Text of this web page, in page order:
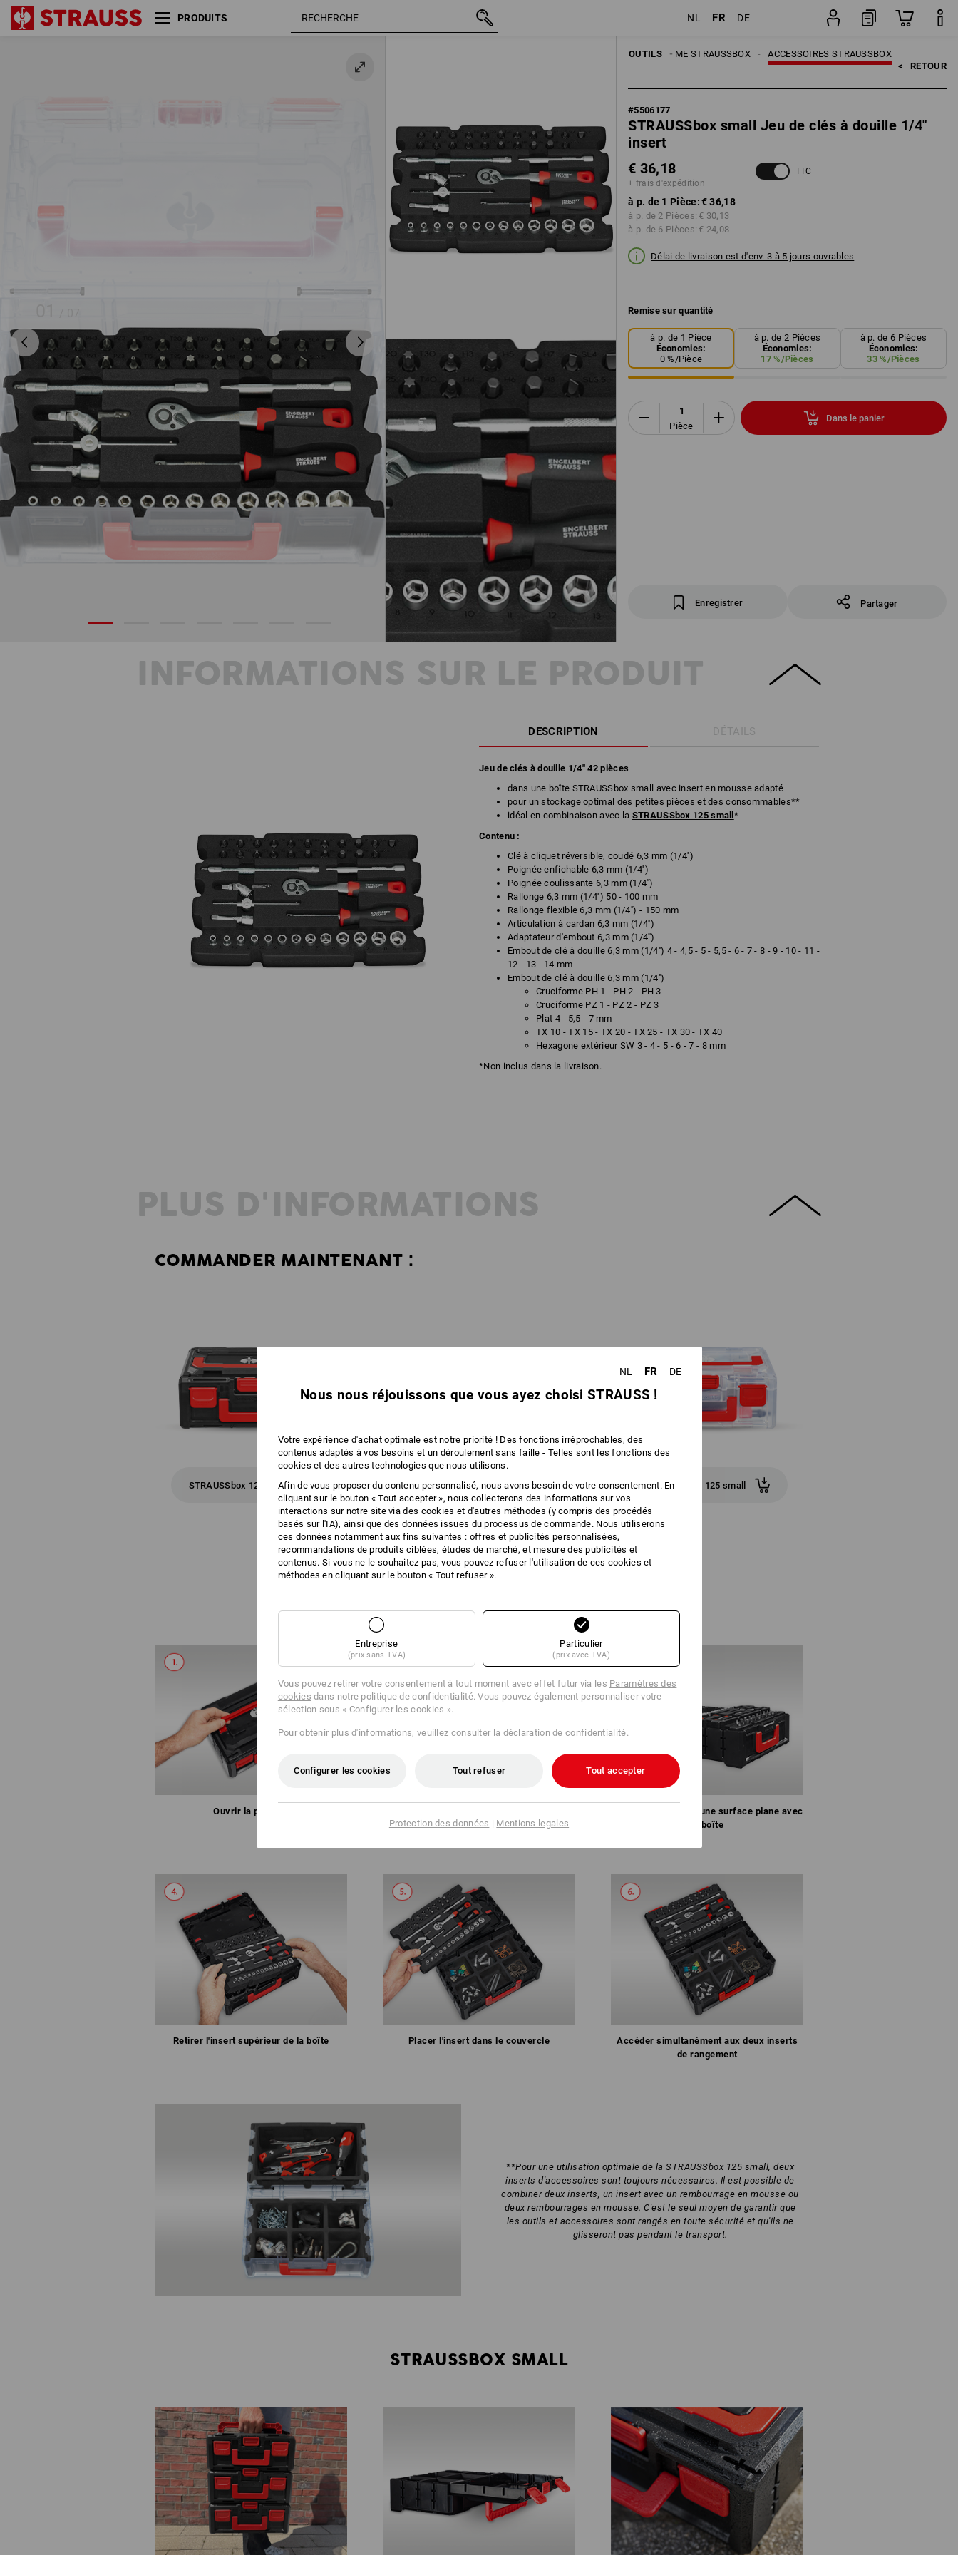
PRODUITS NL FR DE
OUTILS ACCESSOIRES STRAUSSBOX
SYSTÈME STRAUSSBOX
OUTILS À MAIN
< RETOUR
#5506177
STRAUSSbox small Jeu de clés à douille 1/4"
insert
€ 36,18
+ frais d'expédition
TTC
à p. de 1 Pièce:€ 36,18
à p. de 2 Pièces: € 30,13
à p. de 6 Pièces: € 24,08
Délai de livraison est d'env. 3 à 5 jours ouvrables
Remise sur quantité
à p. de 1 Pièce
Économies:
0%/Pièce
à p. de 2 Pièces
Économies:
17%/Pièces
à p. de 6 Pièces
Économies:
33%/Pièces
Pièce
Dans le panier
Enregistrer Partager
STRAUSSbox small Jeu de
€ 36,18
TTC
INFORMATIONS SUR LE PRODUIT
DESCRIPTION DÉTAILS
Jeu de clés à douille 1/4'' 42 pièces
dans une boîte STRAUSSbox small avec insert en mousse adapté
pour un stockage optimal des petites pièces et des consommables**
idéal en combinaison avec la STRAUSSbox 125 small *
Contenu :
Clé à cliquet réversible, coudé 6,3 mm (1/4'')
Poignée enfichable 6,3 mm (1/4'')
Poignée coulissante 6,3 mm (1/4'')
Rallonge 6,3 mm (1/4'') 50 - 100 mm
Rallonge flexible 6,3 mm (1/4'') - 150 mm
Articulation à cardan 6,3 mm (1/4'')
Adaptateur d'embout 6,3 mm (1/4'')
Embout de clé à douille 6,3 mm (1/4'') 4 - 4,5 - 5 - 5,5 - 6 - 7 - 8 - 9 - 10 - 11 -
12 - 13 - 14 mm
Embout de clé à douille 6,3 mm (1/4'')
Cruciforme PH 1 - PH 2 - PH 3
Cruciforme PZ 1 - PZ 2 - PZ 3
Plat 4 - 5,5 - 7 mm
TX 10 - TX 15 - TX 20 - TX 25 - TX 30 - TX 40
Hexagone extérieur SW 3 - 4 - 5 - 6 - 7 - 8 mm
*Non inclus dans la livraison.
PLUS D'INFORMATIONS
COMMANDER MAINTENANT :
STRAUSSbox 125 small STRAUSSbox 125 small STRAUSSbox 125 small
GAIN DE PLACE ET ACCÈS OPTIMAL !
Ouvrir la poignée
Le couvercle forme une surface plane avec
la boîte
Retirer l'insert supérieur de la boîte Placer l'insert dans le couvercle
Accéder simultanément aux deux inserts
de rangement
**Pour une utilisation optimale de la STRAUSSbox 125 small, deux
inserts d'accessoires sont toujours nécessaires. Il est possible de
combiner deux inserts, un insert avec un rembourrage en mousse ou
deux rembourrages en mousse. C'est le seul moyen de garantir que
les outils et accessoires sont rangés en toute sécurité et qu'ils ne
glisseront pas pendant le transport.
STRAUSSBOX SMALL
NL FR DE
Nous nous réjouissons que vous ayez choisi STRAUSS !
Votre expérience d'achat optimale est notre priorité ! Des fonctions irréprochables, des
contenus adaptés à vos besoins et un déroulement sans faille - Telles sont les fonctions des
cookies et des autres technologies que nous utilisons.
Afin de vous proposer du contenu personnalisé, nous avons besoin de votre consentement. En
cliquant sur le bouton « Tout accepter », nous collecterons des informations sur vos
interactions sur notre site via des cookies et d'autres méthodes (y compris des procédés
basés sur l'IA), ainsi que des données issues du processus de commande. Nous utiliserons
ces données notamment aux fins suivantes : offres et publicités personnalisées,
recommandations de produits ciblées, études de marché, et mesure des publicités et
contenus. Si vous ne le souhaitez pas, vous pouvez refuser l'utilisation de ces cookies et
méthodes en cliquant sur le bouton « Tout refuser ».
Entreprise
(prix sans TVA)
Particulier
(prix avec TVA)
Vous pouvez retirer votre consentement à tout moment avec effet futur via les Paramètres des
cookies dans notre politique de confidentialité. Vous pouvez également personnaliser votre
sélection sous « Configurer les cookies ».
Pour obtenir plus d'informations, veuillez consulter la déclaration de confidentialité.
Configurer les cookies Tout refuser Tout accepter
Protection des données | Mentions legales